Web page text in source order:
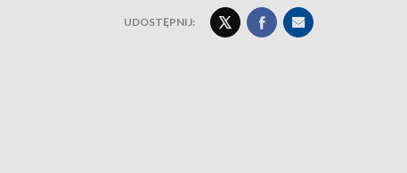
UDOSTĘPNIJ: